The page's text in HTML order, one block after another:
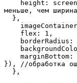
меньше, чем
  },
    flex: 1,
borderRadius:
}), //обработка
  },